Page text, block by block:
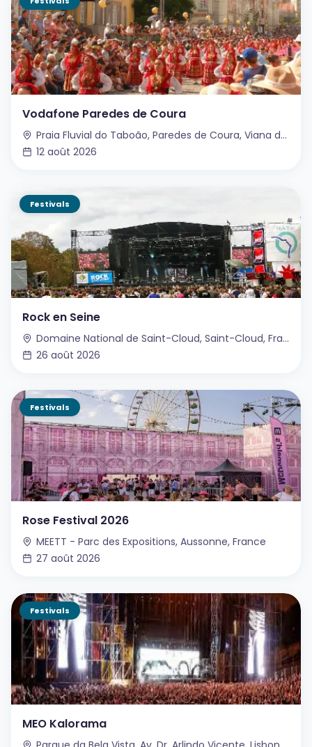
Vodafone Paredes de Coura
Praia Fluvial do Taboão, Paredes de Coura, Viana do Castelo, Portugal
12 août 2026
Festivals
Rock en Seine
Domaine National de Saint-Cloud, Saint-Cloud, France
26 août 2026
Festivals
Rose Festival 2026
MEETT - Parc des Expositions, Aussonne, France
27 août 2026
Festivals
MEO Kalorama